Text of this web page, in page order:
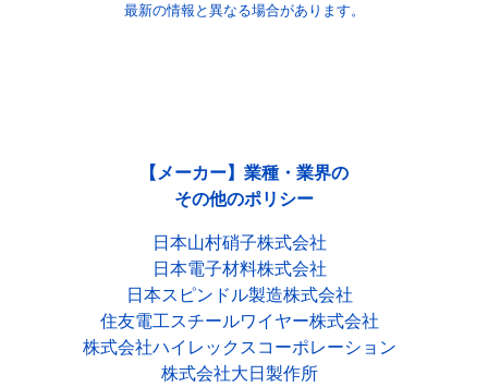
最新の情報と異なる場合があります。
【メーカー】業種・業界の
その他のポリシー
日本山村硝子株式会社
日本電子材料株式会社
日本スピンドル製造株式会社
住友電工スチールワイヤー株式会社
株式会社ハイレックスコーポレーション
株式会社大日製作所